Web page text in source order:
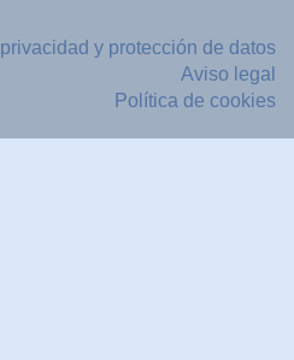
y protección de datos
Aviso legal
Política de cookies